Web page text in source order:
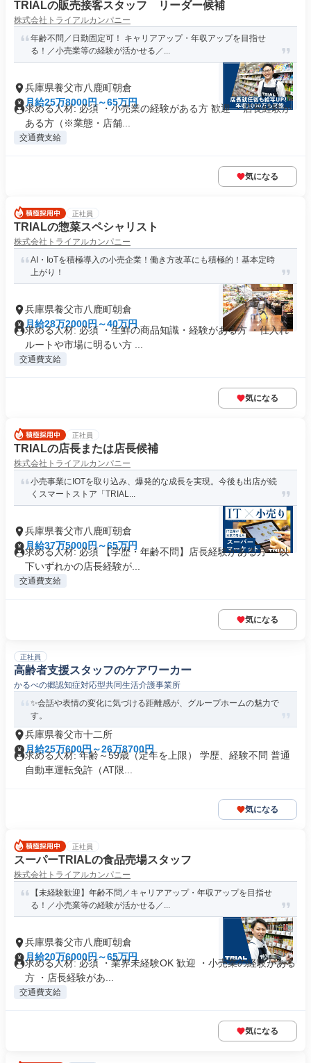
TRIALの販売接客スタッフ リーダー候補
株式会社トライアルカンパニー
年齢不問／日勤固定可！ キャリアアップ・年収アップを目指せ
る！／小売業等の経験が活かせる／...
兵庫県養父市八鹿町朝倉
月給25万8000円～65万円
求める人材: 必須 ・小売業の経験がある方 歓迎 ・店長経験が
ある方（※業態・店舗...
交通費支給
気になる
正社員
TRIALの惣菜スペシャリスト
株式会社トライアルカンパニー
AI・IoTを積極導入の小売企業！働き方改革にも積極的！基本定時
上がり！
兵庫県養父市八鹿町朝倉
月給28万2000円～40万円
求める人材: 必須 ・生鮮の商品知識・経験がある方 ・仕入れ
ルートや市場に明るい方 ...
交通費支給
気になる
正社員
TRIALの店長または店長候補
株式会社トライアルカンパニー
小売事業にIOTを取り込み、爆発的な成長を実現。今後も出店が続
くスマートストア「TRIAL...
兵庫県養父市八鹿町朝倉
月給37万5000円～65万円
求める人材: 必須 【学歴・年齢不問】店長経験がある方 ～以
下いずれかの店長経験が...
交通費支給
気になる
正社員
高齢者支援スタッフのケアワーカー
かるべの郷認知症対応型共同生活介護事業所
✨会話や表情の変化に気づける距離感が、グループホームの魅力で
す。
兵庫県養父市十二所
月給25万600円～26万8700円
求める人材: 年齢～59歳（定年を上限） 学歴、経験不問 普通
自動車運転免許（AT限...
気になる
正社員
スーパーTRIALの食品売場スタッフ
株式会社トライアルカンパニー
【未経験歓迎】年齢不問／キャリアアップ・年収アップを目指せ
る！／小売業等の経験が活かせる／...
兵庫県養父市八鹿町朝倉
月給20万6000円～65万円
求める人材: 必須 ・業界未経験OK 歓迎 ・小売業の経験がある
方 ・店長経験があ...
交通費支給
気になる